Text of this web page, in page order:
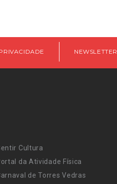
NEWSLETTER
Cultura
da Atividade Física
de Torres Vedras